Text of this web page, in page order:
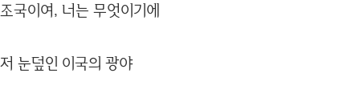
조국이여, 너는 무엇이기에
저 눈덮인 이국의 광야